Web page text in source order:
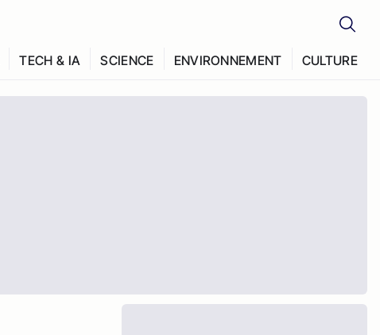
TECH & IA SCIENCE ENVIRONNEMENT CULTURE